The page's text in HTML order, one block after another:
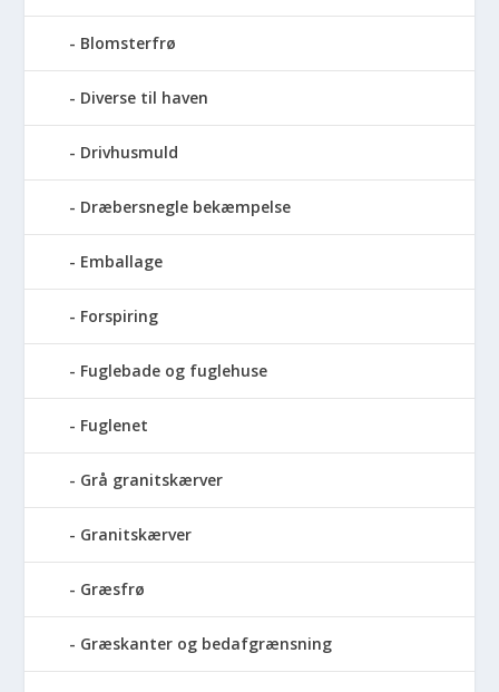
Blomsterfrø
Diverse til haven
Drivhusmuld
Dræbersnegle bekæmpelse
Emballage
Forspiring
Fuglebade og fuglehuse
Fuglenet
Grå granitskærver
Granitskærver
Græsfrø
Græskanter og bedafgrænsning